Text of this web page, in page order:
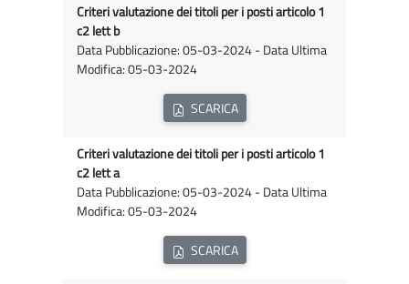
Criteri valutazione dei titoli per i posti articolo 1
c2 lett b
Data Pubblicazione: 05-03-2024 - Data Ultima
Modifica: 05-03-2024
SCARICA
Criteri valutazione dei titoli per i posti articolo 1
c2 lett a
Data Pubblicazione: 05-03-2024 - Data Ultima
Modifica: 05-03-2024
SCARICA